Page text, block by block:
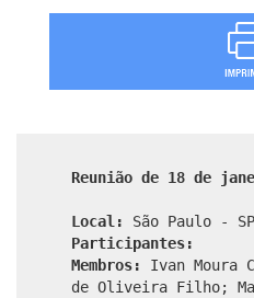
Reunião de 18 de
Local:
São Paulo - SP
Participantes:
Membros:
Ivan Moura
de Oliveira Filho;